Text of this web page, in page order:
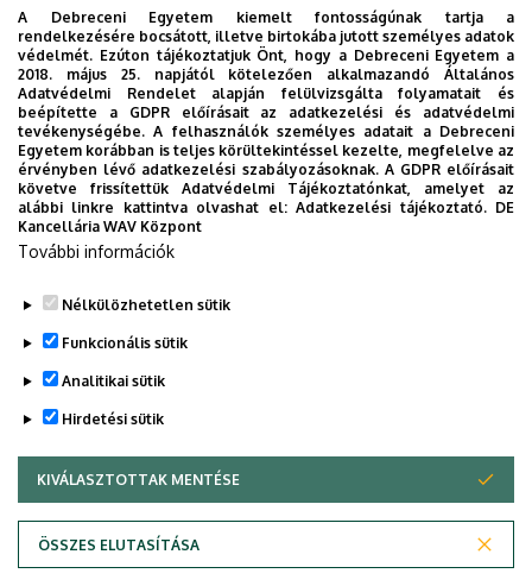
Idegen nyelvű
előadás
K+ ion channel
inhibitor
Anuroctoxin and
its mutants
12:00
Auguszta
előadó
4032
Debrecen,
Móricz
Zsigmond
körút 22.
Legutóbb frissítve: 2021. 10. 21. 18:18
A Debreceni Egyetem kiemelt fontosságúnak tartja a
rendelkezésére bocsátott, illetve birtokába jutott személyes adatok
védelmét. Ezúton tájékoztatjuk Önt, hogy a Debreceni Egyetem a
2018. május 25. napjától kötelezően alkalmazandó Általános
Adatvédelmi Rendelet alapján felülvizsgálta folyamatait és
beépítette a GDPR előírásait az adatkezelési és adatvédelmi
tevékenységébe. A felhasználók személyes adatait a Debreceni
Egyetem korábban is teljes körültekintéssel kezelte, megfelelve az
érvényben lévő adatkezelési szabályozásoknak. A GDPR előírásait
követve frissítettük Adatvédelmi Tájékoztatónkat, amelyet az
alábbi linkre kattintva olvashat el:Adatkezelési tájékoztató. DE
Kancellária WAV Központ
További információk
Nélkülözhetetlen sütik
Funkcionális sütik
Analitikai sütik
Hirdetési sütik
KIVÁLASZTOTTAK MENTÉSE
ÖSSZES ELUTASÍTÁSA
WITHDRAW CONSENT